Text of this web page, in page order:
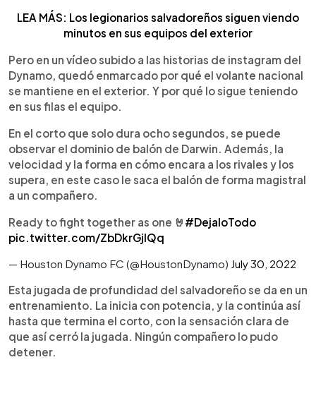
LEA MÁS: Los legionarios salvadoreños siguen viendo
minutos en sus equipos del exterior
Pero en un vídeo subido a las historias de instagram del
Dynamo, quedó enmarcado por qué el volante nacional
se mantiene en el exterior. Y por qué lo sigue teniendo
en sus filas el equipo.
En el corto que solo dura ocho segundos, se puede
observar el dominio de balón de Darwin. Además, la
velocidad y la forma en cómo encara a los rivales y los
supera, en este caso le saca el balón de forma magistral
a un compañero.
Ready to fight together as one 🤘 #DejaloTodo
pic.twitter.com/ZbDkrGjlQq
— Houston Dynamo FC (@HoustonDynamo) July 30, 2022
Esta jugada de profundidad del salvadoreño se da en un
entrenamiento. La inicia con potencia, y la continúa así
hasta que termina el corto, con la sensación clara de
que así cerró la jugada. Ningún compañero lo pudo
detener.